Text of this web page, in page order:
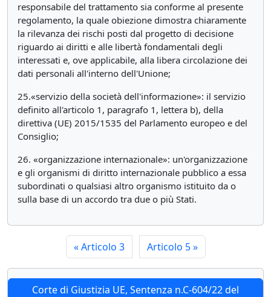
responsabile del trattamento sia conforme al presente
regolamento, la quale obiezione dimostra chiaramente
la rilevanza dei rischi posti dal progetto di decisione
riguardo ai diritti e alle libertà fondamentali degli
interessati e, ove applicabile, alla libera circolazione dei
dati personali all'interno dell'Unione;
25.«servizio della società dell'informazione»: il servizio
definito all'articolo 1, paragrafo 1, lettera b), della
direttiva (UE) 2015/1535 del Parlamento europeo e del
Consiglio;
26. «organizzazione internazionale»: un'organizzazione
e gli organismi di diritto internazionale pubblico a essa
subordinati o qualsiasi altro organismo istituito da o
sulla base di un accordo tra due o più Stati.
«Articolo 3 Articolo 5»
Corte di Giustizia UE, Sentenza n.C-604/22 del